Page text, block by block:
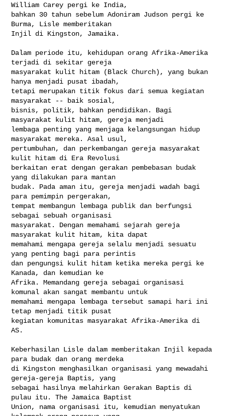
William Carey pergi ke India,
bahkan 30 tahun sebelum Adoniram Judson pergi ke
Burma, Lisle memberitakan
Injil di Kingston, Jamaika.
Dalam periode itu, kehidupan orang Afrika-Amerika
terjadi di sekitar gereja
masyarakat kulit hitam (Black Church), yang bukan
hanya menjadi pusat ibadah,
tetapi merupakan titik fokus dari semua kegiatan
masyarakat -- baik sosial,
bisnis, politik, bahkan pendidikan. Bagi
masyarakat kulit hitam, gereja menjadi
lembaga penting yang menjaga kelangsungan hidup
masyarakat mereka. Asal usul,
pertumbuhan, dan perkembangan gereja masyarakat
kulit hitam di Era Revolusi
berkaitan erat dengan gerakan pembebasan budak
yang dilakukan para mantan
budak. Pada aman itu, gereja menjadi wadah bagi
para pemimpin pergerakan,
tempat membangun lembaga publik dan berfungsi
sebagai sebuah organisasi
masyarakat. Dengan memahami sejarah gereja
masyarakat kulit hitam, kita dapat
memahami mengapa gereja selalu menjadi sesuatu
yang penting bagi para perintis
dan pengungsi kulit hitam ketika mereka pergi ke
Kanada, dan kemudian ke
Afrika. Memandang gereja sebagai organisasi
komunal akan sangat membantu untuk
memahami mengapa lembaga tersebut samapi hari ini
tetap menjadi titik pusat
kegiatan komunitas masyarakat Afrika-Amerika di
AS.
Keberhasilan Lisle dalam memberitakan Injil kepada
para budak dan orang merdeka
di Kingston menghasilkan organisasi yang mewadahi
gereja-gereja Baptis, yang
sebagai hasilnya melahirkan Gerakan Baptis di
pulau itu. The Jamaica Baptist
Union, nama organisasi itu, kemudian menyatukan